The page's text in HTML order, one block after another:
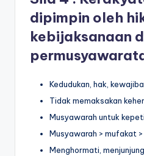
dipimpin oleh
kebijaksanaan
Kedudukan, hak,
Tidak memaksakan
Musyawarah untuk
Musyawarah > mufakat
Menghormati,